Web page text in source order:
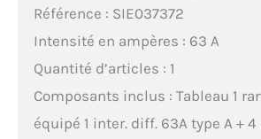
Référence : SIE037372
Intensité en ampères : 63 A
Quantité d’articles : 1
Composants inclus : Tableau 1
équipé 1 inter. diff. 63A type A +